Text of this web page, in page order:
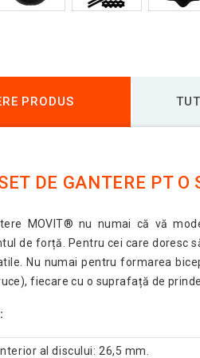
PRODUS
DE GANTERE PT
MOVIT® nu numai că vă
de forță. Pentru cei care doresc
Nu numai pentru formarea
fiecare cu o suprafață de
al discului: 26,5 mm.